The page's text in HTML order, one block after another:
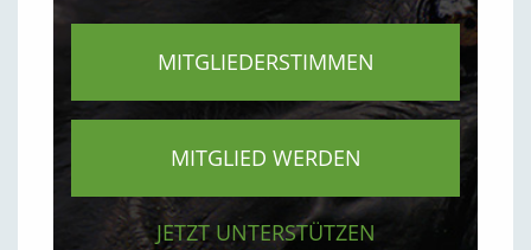
MITGLIEDERSTIMMEN
MITGLIED WERDEN
JETZT UNTERSTÜTZEN